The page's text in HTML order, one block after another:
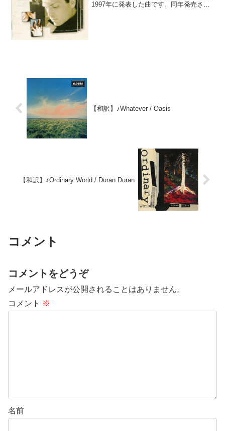
1997年に発表した曲です。同年発売され
【和訳】♪Whatever / Oasis
【和訳】♪Ordinary World / Duran Duran
コメント
コメントをどうぞ
メールアドレスが公開されることはありません。
コメント ※
名前